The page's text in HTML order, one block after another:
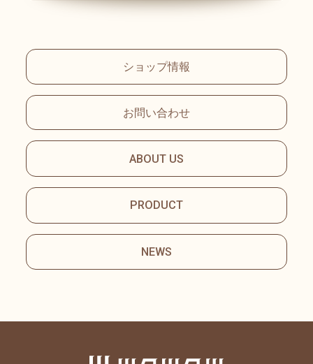
ショップ情報
お問い合わせ
ABOUT US
PRODUCT
NEWS